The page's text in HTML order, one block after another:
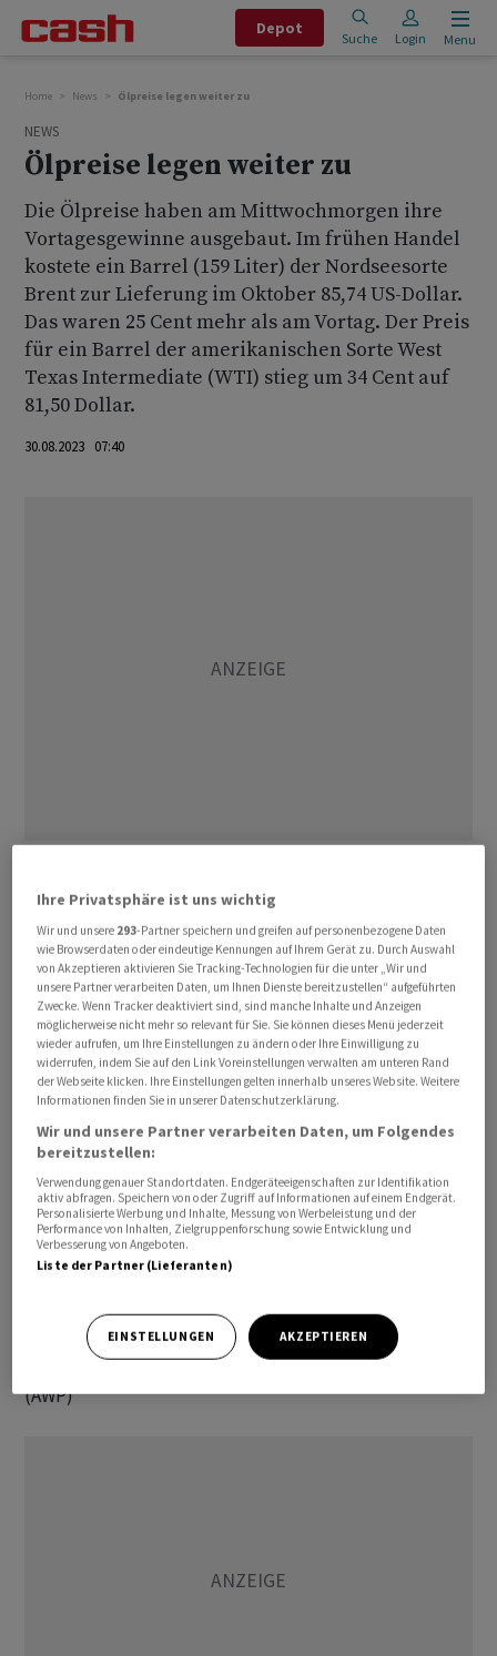
Depot
Suche Login Menu
Home News Ölpreise legen weiter zu
NEWS
Ölpreise legen weiter zu
Die Ölpreise haben am Mittwochmorgen ihre
Vortagesgewinne ausgebaut. Im frühen Handel
kostete ein Barrel (159 Liter) der Nordseesorte
Brent zur Lieferung im Oktober 85,74 US-Dollar.
Das waren 25 Cent mehr als am Vortag. Der Preis
für ein Barrel der amerikanischen Sorte West
Texas Intermediate (WTI) stieg um 34 Cent auf
81,50 Dollar.
30.08.2023 07:40
den USA. Das American Petroleum Institute (API)
meldete am Dienstagabend einen kräftigen Rückgang
der landesweiten Ölvorräte. Am Mittwochnachmittag
gibt die Regierung ihre wöchentlichen Bestandszahlen
bekannt. Die Daten führen am Rohölmarkt häufig zu
Preisausschlägen.
Für Auftrieb sorgt auch, dass sich die chinesische
Regierung zunehmend gegen die heimische
Konjunkturschwäche stemmt. Zurzeit werden quasi im
Tagesrhythmus neue Hilfen verkündet. China zählt mit
den USA zu den weltgrössten Ölverbrauchsländern.
In den Vereinigten Staaten sorgt die Erwartung für
ihrer geldpolitischen Straffung zusteuern
könnte./bgf/mis
(AWP)
Ihre Privatsphäre ist uns wichtig
Wir und unsere 293-Partner speichern und greifen auf personenbezogene Daten
wie Browserdaten oder eindeutige Kennungen auf Ihrem Gerät zu. Durch Auswahl
von Akzeptieren aktivieren Sie Tracking-Technologien für die unter „Wir und
unsere Partner verarbeiten Daten, um Ihnen Dienste bereitzustellen“ aufgeführten
Zwecke. Wenn Tracker deaktiviert sind, sind manche Inhalte und Anzeigen
möglicherweise nicht mehr so relevant für Sie. Sie können dieses Menü jederzeit
wieder aufrufen, um Ihre Einstellungen zu ändern oder Ihre Einwilligung zu
widerrufen, indem Sie auf den Link Voreinstellungen verwalten am unteren Rand
der Webseite klicken. Ihre Einstellungen gelten innerhalb unseres Website. Weitere
Informationen finden Sie in unserer Datenschutzerklärung.
Wir und unsere Partner verarbeiten Daten, um Folgendes
bereitzustellen:
Verwendung genauer Standortdaten. Endgeräteeigenschaften zur Identifikation
aktiv abfragen. Speichern von oder Zugriff auf Informationen auf einem Endgerät.
Personalisierte Werbung und Inhalte, Messung von Werbeleistung und der
Performance von Inhalten, Zielgruppenforschung sowie Entwicklung und
Verbesserung von Angeboten.
Liste der Partner (Lieferanten)
EINSTELLUNGEN AKZEPTIEREN